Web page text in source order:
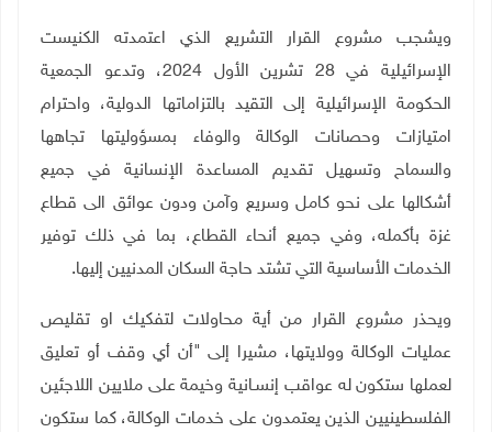
ويشجب مشروع القرار التشريع الذي اعتمدته الكنيست
الإسرائيلية في 28 تشرين الأول 2024، وتدعو الجمعية
الحكومة الإسرائيلية إلى التقيد بالتزاماتها الدولية، واحترام
امتيازات وحصانات الوكالة والوفاء بمسؤوليتها تجاهها
والسماح وتسهيل تقديم المساعدة الإنسانية في جميع
أشكالها على نحو كامل وسريع وآمن ودون عوائق الى قطاع
غزة بأكمله، وفي جميع أنحاء القطاع، بما في ذلك توفير
الخدمات الأساسية التي تشتد حاجة السكان المدنيين إليها.
ويحذر مشروع القرار من أية محاولات لتفكيك او تقليص
عمليات الوكالة وولايتها، مشيرا إلى "أن أي وقف أو تعليق
لعملها ستكون له عواقب إنسـانية وخيمة على ملايين اللاجئين
الفلسطينيين الذين يعتمدون على خدمات الوكالة، كما ستكون